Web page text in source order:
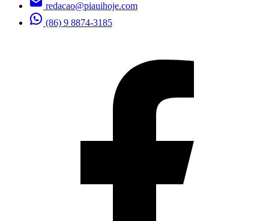
redacao@piauihoje.com
(86) 9 8874-3185